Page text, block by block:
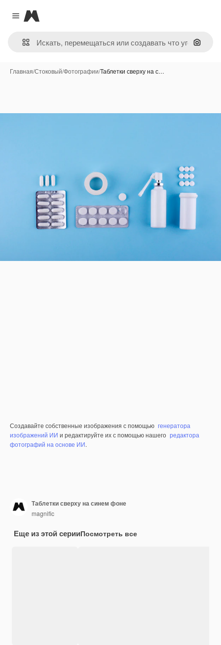
Close menu
Magnific
Поиск
Главная/Стоковый/Фотографии/Таблетки сверху на с…
Создавайте собственные изображения с помощью генератора
изображений ИИ и редактируйте их с помощью нашего редактора
фотографий на основе ИИ.
Таблетки сверху на синем фоне
magnific
Еще из этой серииПосмотреть все